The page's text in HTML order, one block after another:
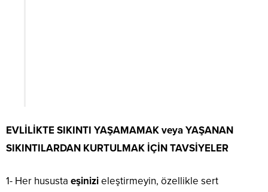
EVLİLİKTE SIKINTI YAŞAMAMAK veya YAŞANAN
SIKINTILARDAN KURTULMAK İÇİN TAVSİYELER
1- Her hususta eşinizieleştirmeyin, özellikle sert